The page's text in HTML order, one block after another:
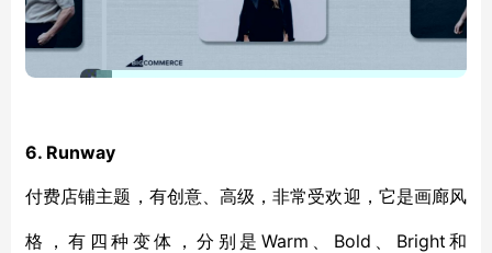
6. Runway
付费店铺主题，有创意、高级，非常受欢迎，它是画廊风
格，有四种变体，分别是 Warm、Bold、Bright和